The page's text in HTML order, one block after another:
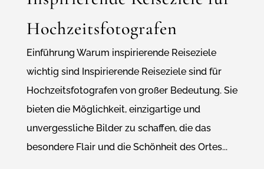
Hochzeitsfotografen
Einführung Warum inspirierende Reiseziele
wichtig sind Inspirierende Reiseziele sind für
Hochzeitsfotografen von großer Bedeutung. Sie
bieten die Möglichkeit, einzigartige und
unvergessliche Bilder zu schaffen, die das
besondere Flair und die Schönheit des Ortes...